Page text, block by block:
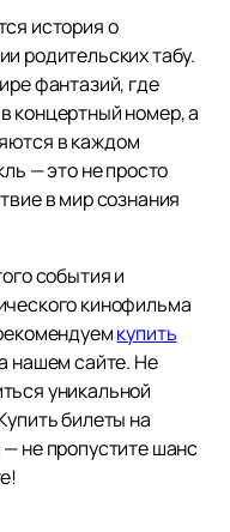
история о
родительских табу.
фантазий, где
концертный номер, а
в каждом
— это не просто
в мир сознания
события и
кинофильма
купить
нашем сайте. Не
уникальной
билеты на
не пропустите шанс